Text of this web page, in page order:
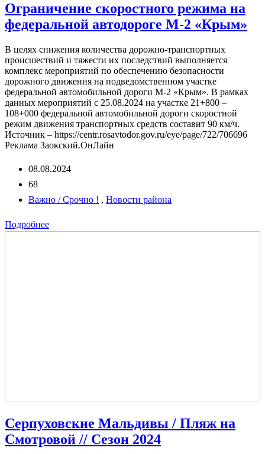
Ограничение скоростного режима на
федеральной автодороге М-2 «Крым»
В целях снижения количества дорожно-транспортных
происшествий и тяжести их последствий выполняется
комплекс мероприятий по обеспечению безопасности
дорожного движения на подведомственном участке
федеральной автомобильной дороги М-2 «Крым». В рамках
данных мероприятий с 25.08.2024 на участке 21+800 –
108+000 федеральной автомобильной дороги скоростной
режим движения транспортных средств составит 90 км/ч.
Источник – https://centr.rosavtodor.gov.ru/eye/page/722/706696
Реклама Заокский.ОнЛайн
08.08.2024
68
Важно / Срочно ! , Новости района
Подробнее
Серпуховские Мальдивы / Пляж на
Смотровой // Сезон 2024